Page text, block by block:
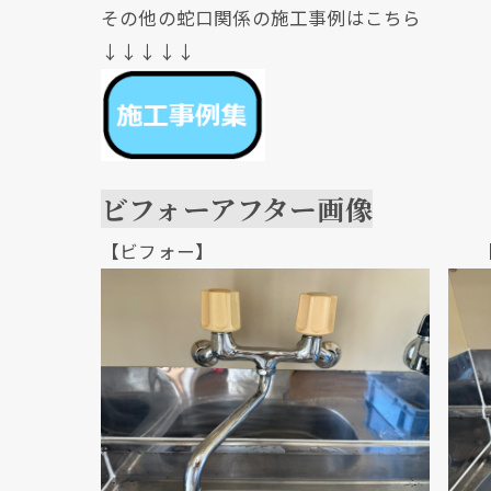
その他の蛇口関係の施工事例はこちら
↓↓↓↓↓
ビフォーアフター画像
【ビフォー】 【アフ